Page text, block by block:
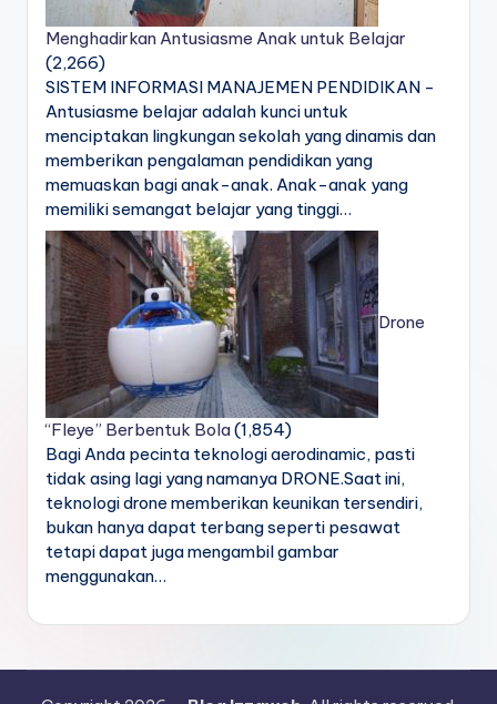
Menghadirkan Antusiasme Anak untuk Belajar
(2,266)
SISTEM INFORMASI MANAJEMEN PENDIDIKAN -
Antusiasme belajar adalah kunci untuk
menciptakan lingkungan sekolah yang dinamis dan
memberikan pengalaman pendidikan yang
memuaskan bagi anak-anak. Anak-anak yang
memiliki semangat belajar yang tinggi…
Drone
“Fleye” Berbentuk Bola(1,854)
Bagi Anda pecinta teknologi aerodinamic, pasti
tidak asing lagi yang namanya DRONE.Saat ini,
teknologi drone memberikan keunikan tersendiri,
bukan hanya dapat terbang seperti pesawat
tetapi dapat juga mengambil gambar
menggunakan…